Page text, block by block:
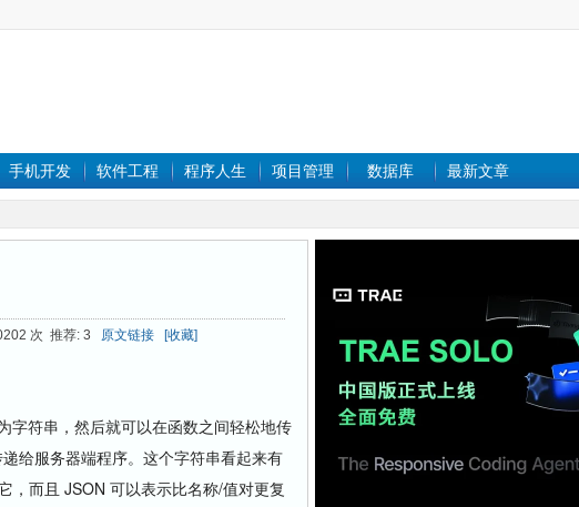
手机开发 软件工程 程序人生 项目管理 数据库 最新文章
次 推荐: 3 原文链接 [收藏]
字符串，然后就可以在函数之间轻松地传
给服务器端程序。这个字符串看起来有
，而且 JSON 可以表示比名称/值对更复